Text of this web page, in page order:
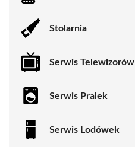
Stolarnia
Serwis Telewizorów
Serwis Pralek
Serwis Lodówek